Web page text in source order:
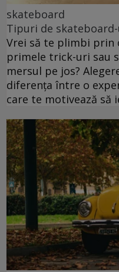
skateboard
Tipuri de skateboard-
Vrei să te plimbi prin
primele trick-uri sau
mersul pe jos?
diferența între o
care te motivează să